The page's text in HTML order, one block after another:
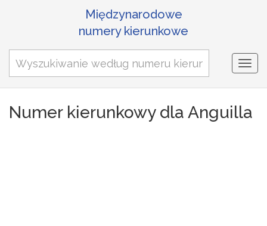
Międzynarodowe
numery kierunkowe
Numer kierunkowy dla Anguilla